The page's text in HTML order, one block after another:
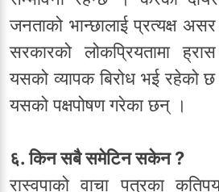
जनताको भान्छालाई प्रत्यक्ष
सरकारको लोकप्रियतामा
यसको व्यापक बिरोध भई रहेको
यसको पक्षपोषण गरेका छन् ।
६. किन सबै समेटिन सकेन ?
रास्वपाको वाचा पत्रका